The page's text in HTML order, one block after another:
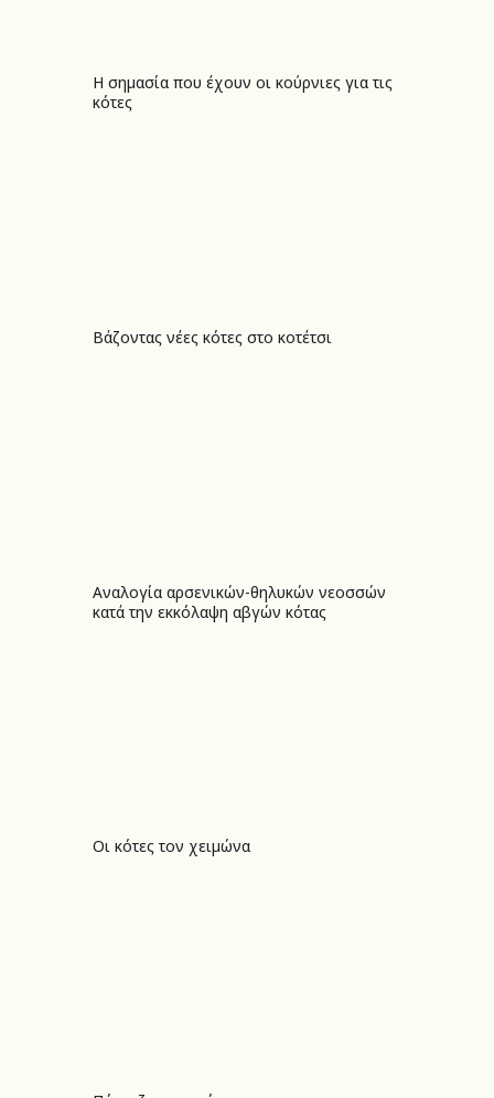
Η σημασία που έχουν οι κούρνιες για τις
κότες
Η σημασία που έχουν οι κούρνιες για τις κότες
Βάζοντας νέες κότες στο κοτέτσι
Βάζοντας νέες κότες στο κοτέτσι
Αναλογία αρσενικών-θηλυκών νεοσσών
κατά την εκκόλαψη αβγών κότας
Αναλογία αρσενικών-θηλυκών νεοσσών κατά την εκκόλαψη αβγών κότας
Οι κότες τον χειμώνα
Οι κότες τον χειμώνα